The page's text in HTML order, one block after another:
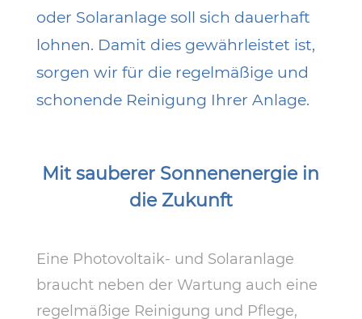
oder Solaranlage soll sich dauerhaft
lohnen. Damit dies gewährleistet ist,
sorgen wir für die regelmäßige und
schonende Reinigung Ihrer Anlage.
Mit sauberer Sonnenenergie in
die Zukunft
Eine Photovoltaik- und Solaranlage
braucht neben der Wartung auch eine
regelmäßige Reinigung und Pflege,